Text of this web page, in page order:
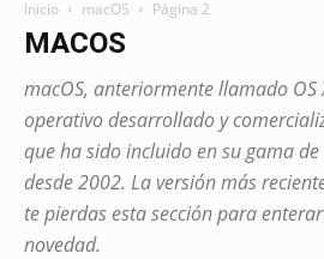
Inicio macOS Página 2
MACOS
macOS, anteriormente llamado OS
operativo desarrollado y
que ha sido incluido en su gama
desde 2002. La versión más
te pierdas esta sección para
novedad.